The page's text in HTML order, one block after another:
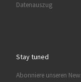
Datenauszug
Stay tuned
Abonniere unseren